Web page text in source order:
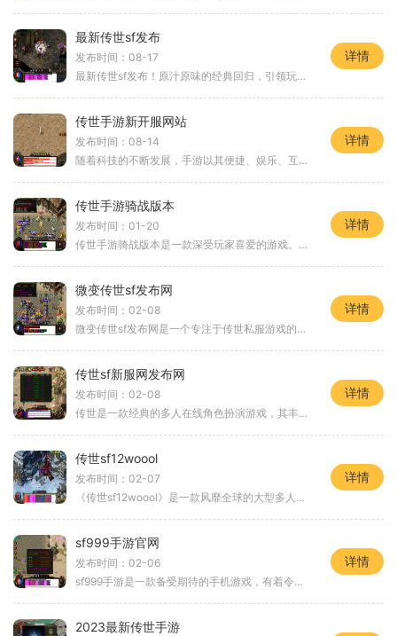
最新传世sf发布
发布时间：08-17
最新传世sf发布！原汁原味的经典回归，引领玩家重拾曾经的游戏热情。这款传世sf是以经典的传奇游戏为蓝本，一直以来都备受玩家们的喜爱。在这个最新的版本中，制作团队为玩家们
详情
传世手游新开服网站
发布时间：08-14
随着科技的不断发展，手游以其便捷、娱乐、互动性强的特点受到了广大游戏爱好者的喜爱。每个手游都有自己独特的特色，今天我想向大家推荐一款非常受欢迎的传世手游，它即将在
详情
传世手游骑战版本
发布时间：01-20
传世手游骑战版本是一款深受玩家喜爱的游戏。作为一款传奇大作，传世手游骑战版本在原有的传世手游基础上增加了丰富的骑战玩法，给玩家带来了更加刺激和多样化的游戏体验。下
详情
微变传世sf发布网
发布时间：02-08
微变传世sf发布网是一个专注于传世私服游戏的发布平台。所谓传世私服游戏，指的是以经典的传世题材为基础，结合升级、打怪、PK等元素的在线多人角色扮演游戏。在传世sf发布网上
详情
传世sf新服网发布网
发布时间：02-08
传世是一款经典的多人在线角色扮演游戏，其丰富的剧情、刺激的战斗以及独特的玩法一直吸引着众多玩家。传世SF新服网发布网正式上线，为广大传世玩家提供了一个全新的游戏体验平
详情
传世sf12woool
发布时间：02-07
《传世sf12woool》是一款风靡全球的大型多人在线角色扮演游戏。游戏以其精美的画面、丰富的剧情和刺激的玩法而备受玩家们的喜爱。在《传世sf12woool》中，玩家可以选择自己喜欢的角
详情
sf999手游官网
发布时间：02-06
sf999手游是一款备受期待的手机游戏，有着令人眼前一亮的画面和创新的玩法，为玩家带来了极致的游戏体验。游戏的官方网站提供了详细的介绍和下载链接，让玩家可以轻松下载并开始
详情
2023最新传世手游